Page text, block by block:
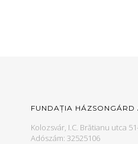
FUNDAȚIA HÁZSONGÁRD
Kolozsvár, I.C. Brătianu utca
Adószám: 32525106